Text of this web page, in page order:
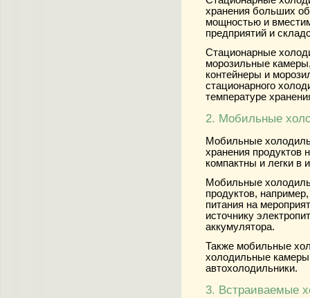
хранения больших
мощностью и
предприятий и
Стационарные
морозильные
контейнеры и
стационарного
температуре
2. Мобильные
Мобильные
хранения продуктов
компактны и легки в
Мобильные
продуктов,
питания на
источнику
аккумулятора.
Также мобильные
холодильные камеры
автохолодильники.
3. Встраиваемые